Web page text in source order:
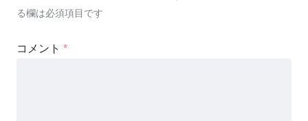
る欄は必須項目です
コメント *